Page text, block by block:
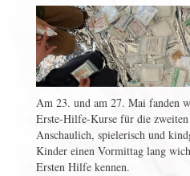
Am 23. und am 27. Mai fanden
Erste-Hilfe-Kurse für die zweiten
Anschaulich, spielerisch und
Kinder einen Vormittag lang
Ersten Hilfe kennen.